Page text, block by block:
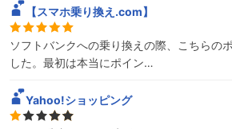
【スマホ乗り換え.com】
ソフトバンクへの乗り換えの際、こちらの
した。最初は本当にポイン…
Yahoo!ショッピング